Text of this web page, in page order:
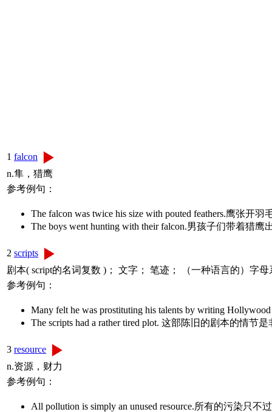
1 falcon
n.隼，猎鹰
参考例句：
The falcon was twice his size with pouted feathers.鹰张开
The boys went hunting with their falcon.男孩子们带着猎鹰
2 scripts
剧本( script的名词复数 )； 文字； 笔迹； （一种语言的）字母
参考例句：
Many felt he was prostituting his talents by writing
The scripts had a rather tired plot. 这部陈旧的剧本的情节
3 resource
n.资源，财力
参考例句：
All pollution is simply an unused resource.所有的污染只